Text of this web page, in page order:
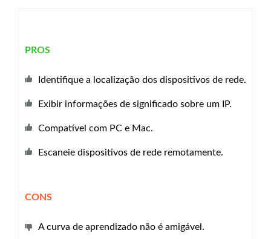
PROS
Identifique a localização dos dispositivos de rede.
Exibir informações de significado sobre um IP.
Compatível com PC e Mac.
Escaneie dispositivos de rede remotamente.
CONS
A curva de aprendizado não é amigável.